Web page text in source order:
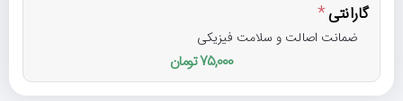
گارانتی
ضمانت اصالت و سلامت فیزیکی
75,000 تومان